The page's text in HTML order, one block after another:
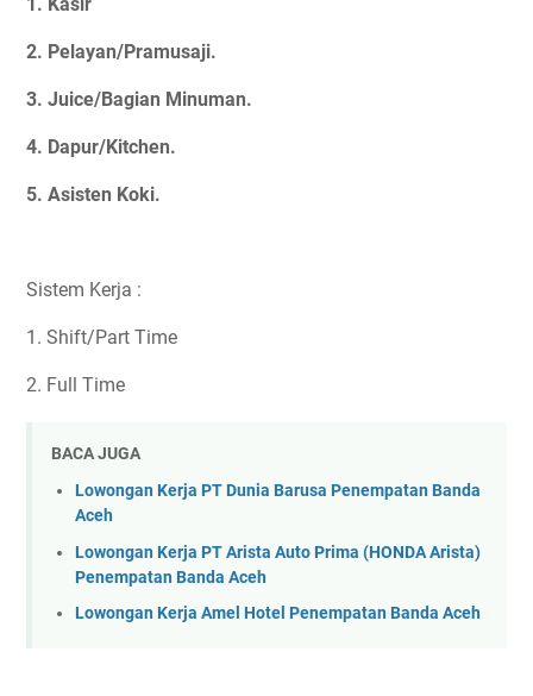
2. Pelayan/Pramusaji.
3. Juice/Bagian Minuman.
4. Dapur/Kitchen.
5. Asisten Koki.
Sistem Kerja :
1. Shift/Part Time
2. Full Time
BACA JUGA
Lowongan Kerja PT Dunia Barusa Penempatan Banda
Aceh
Lowongan Kerja PT Arista Auto Prima (HONDA Arista)
Penempatan Banda Aceh
Lowongan Kerja Amel Hotel Penempatan Banda Aceh